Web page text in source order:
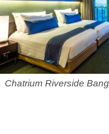
Chatrium Riverside